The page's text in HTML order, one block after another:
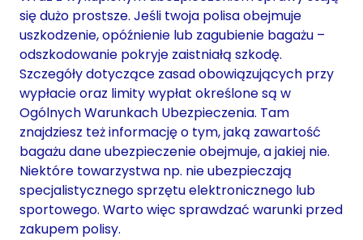
się dużo prostsze. Jeśli twoja polisa obejmuje
uszkodzenie, opóźnienie lub zagubienie bagażu –
odszkodowanie pokryje zaistniałą szkodę.
Szczegóły dotyczące zasad obowiązujących przy
wypłacie oraz limity wypłat określone są w
Ogólnych Warunkach Ubezpieczenia. Tam
znajdziesz też informację o tym, jaką zawartość
bagażu dane ubezpieczenie obejmuje, a jakiej nie.
Niektóre towarzystwa np. nie ubezpieczają
specjalistycznego sprzętu elektronicznego lub
sportowego. Warto więc sprawdzać warunki przed
zakupem polisy.